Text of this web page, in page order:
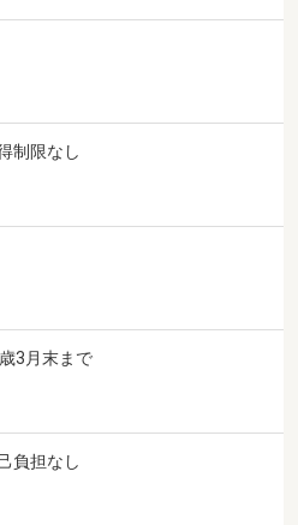
制限なし
3月末まで
負担なし